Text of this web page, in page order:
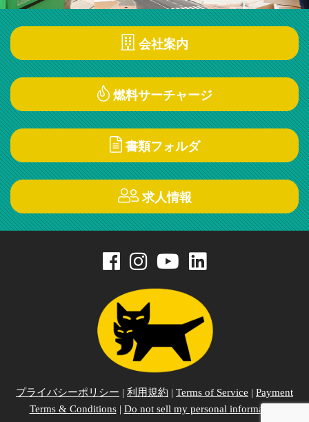
会社案内
燃料サーチャージ
書類フォルダ
求人情報
プライバシーポリシー | 利用規約 | Terms of Service | Payment
Terms & Conditions| Do not sell my personal information